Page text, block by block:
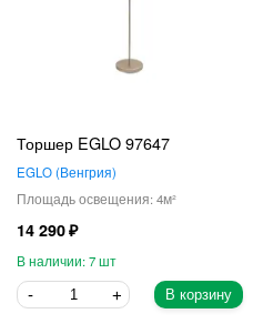
Торшер EGLO 97647
EGLO Венгрия
4
14 290
7
В корзину